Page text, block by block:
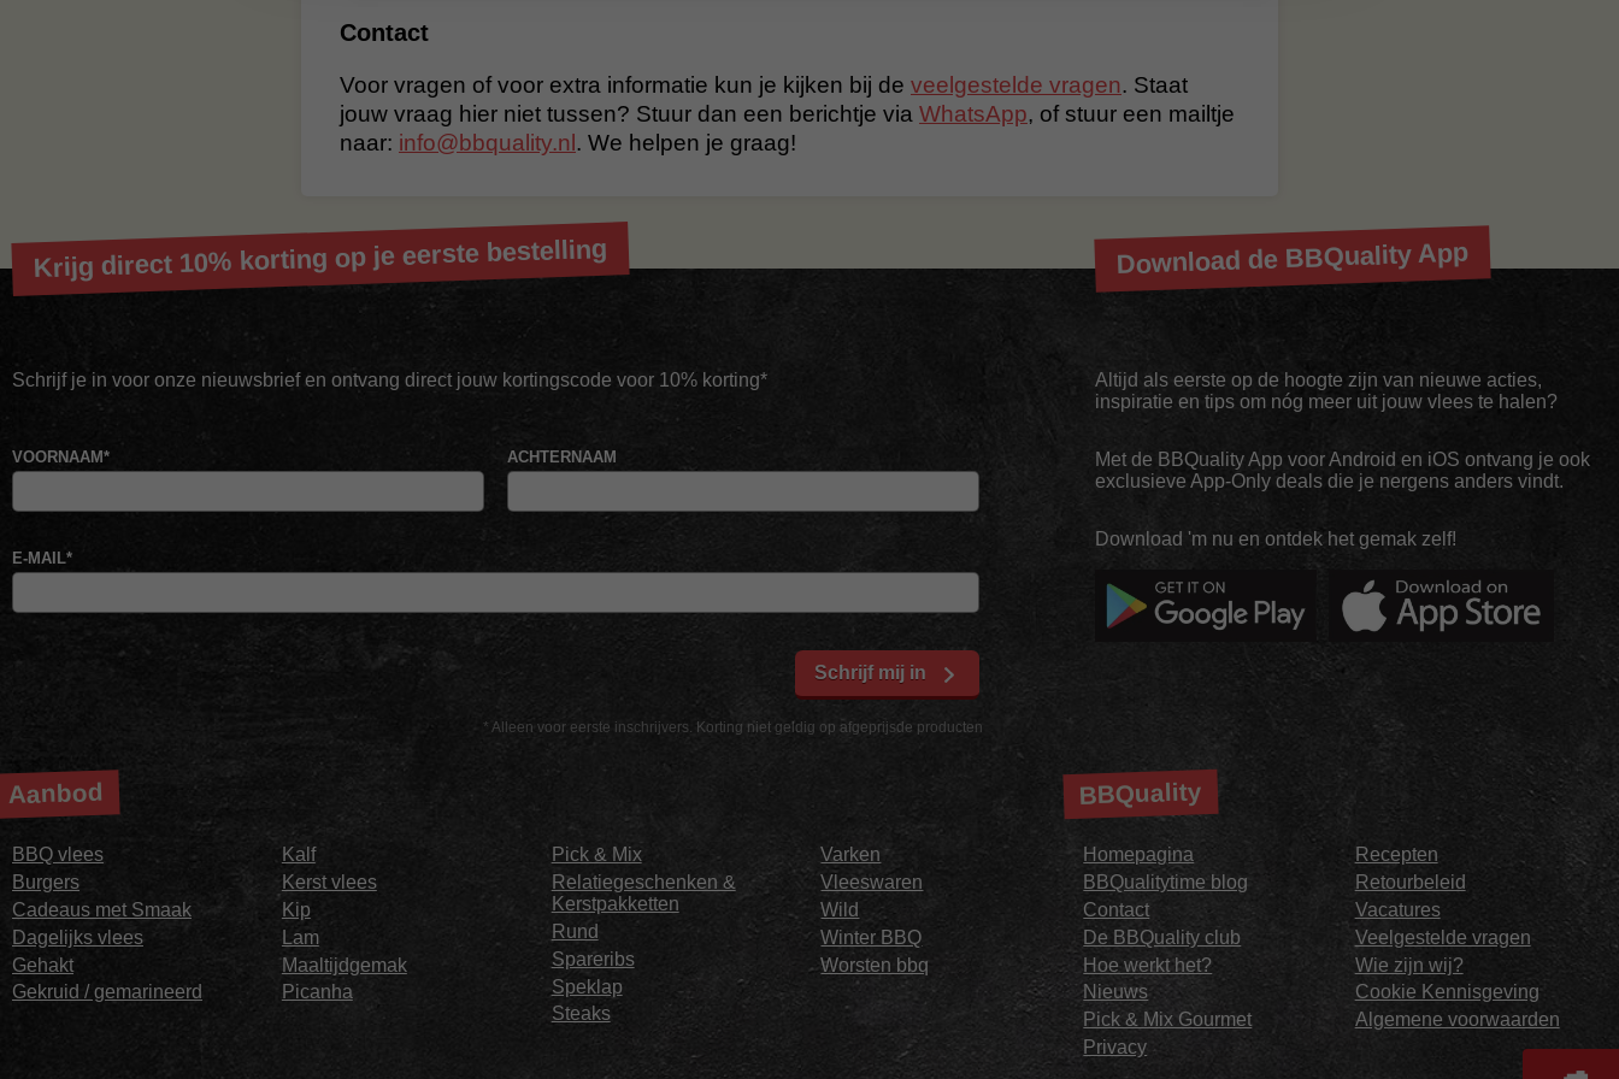
Contact
Voor vragen of voor extra informatie kun je kijken bij de veelgestelde vragen. Staat
jouw vraag hier niet tussen? Stuur dan een berichtje via WhatsApp, of stuur een mailtje
naar: info@bbquality.nl . We helpen je graag!
Krijg direct 10% korting op je eerste bestelling
Schrijf je in voor onze nieuwsbrief en ontvang direct jouw kortingscode voor 10% korting*
* Alleen voor eerste inschrijvers. Korting niet geldig op afgeprijsde producten
VOORNAAM* ACHTERNAAM
E-MAIL*
Schrijf mij in
Download de BBQuality App
Altijd als eerste op de hoogte zijn van nieuwe acties,
inspiratie en tips om nóg meer uit jouw vlees te halen?
Met de BBQuality App voor Android en iOS ontvang je ook
exclusieve App-Only deals die je nergens anders vindt.
Download 'm nu en ontdek het gemak zelf!
Aanbod
BBQ vlees
Burgers
Cadeaus met Smaak
Dagelijks vlees
Gehakt
Gekruid / gemarineerd
Kalf
Kerst vlees
Kip
Lam
Maaltijdgemak
Picanha
Pick & Mix
Relatiegeschenken &
Kerstpakketten
Rund
Spareribs
Speklap
Steaks
Varken
Vleeswaren
Wild
Winter BBQ
Worsten bbq
BBQuality
Homepagina
BBQualitytime blog
Contact
De BBQuality club
Hoe werkt het?
Nieuws
Pick & Mix Gourmet
Privacy
Recepten
Retourbeleid
Vacatures
Veelgestelde vragen
Wie zijn wij?
Cookie Kennisgeving
Algemene voorwaarden